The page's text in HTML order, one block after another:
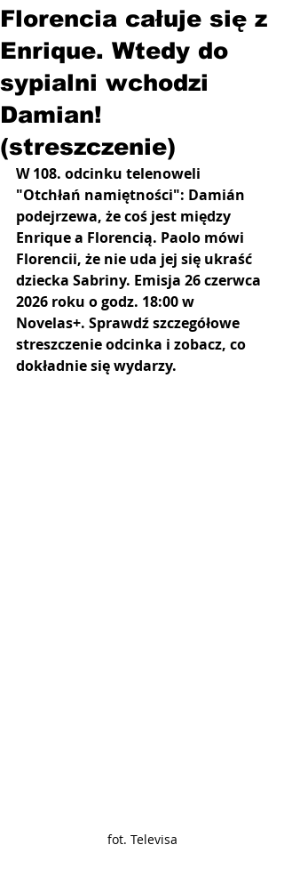
Florencia całuje się z
Enrique. Wtedy do
sypialni wchodzi
Damian!
(streszczenie)
W 108. odcinku telenoweli
"Otchłań namiętności": Damián
podejrzewa, że ​​coś jest między
Enrique a Florencią. Paolo mówi
Florencii, że nie uda jej się ukraść
dziecka Sabriny. Emisja 26 czerwca
2026 roku o godz. 18:00 w
Novelas+. Sprawdź szczegółowe
streszczenie odcinka i zobacz, co
dokładnie się wydarzy.
fot. Televisa